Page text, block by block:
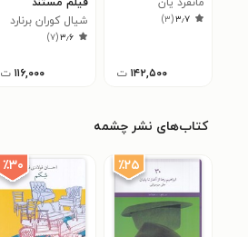
مانفرد یان
۳٫۷(۳)
۱۴۲,۵۰۰ ت
فیلم مستند
شیال کوران برنارد
۳٫۶(۷)
۱۱۶,۰۰۰ ت
کتاب‌های نشر چشمه
٪۲۵ ٪۳۰